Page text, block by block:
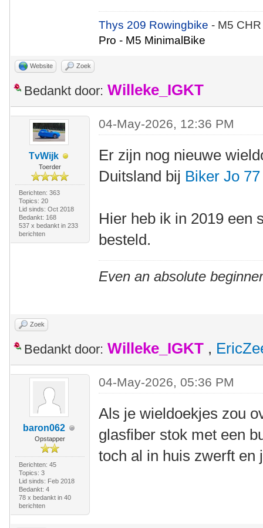
Thys 209 Rowingbike- M5
Pro - M5 MinimalBike
Website Zoek
Bedankt door: Willeke_IGKT
TvWijk
Toerder
Berichten: 363
Topics: 20
Lid sinds: Oct 2018
Bedankt: 168
537 x bedankt in 233
berichten
04-May-2026, 12:36 PM
Er zijn nog nieuwe
Duitsland bij Biker Jo 77
Hier heb ik in 2019 een
besteld.
Even an absolute
Zoek
Bedankt door: Willeke_IGKT ,
baron062
Opstapper
Berichten: 45
Topics: 3
Lid sinds: Feb 2018
Bedankt: 4
78 x bedankt in 40
berichten
04-May-2026, 05:36 PM
Als je wieldoekjes zou
glasfiber stok met een
toch al in huis zwerft en